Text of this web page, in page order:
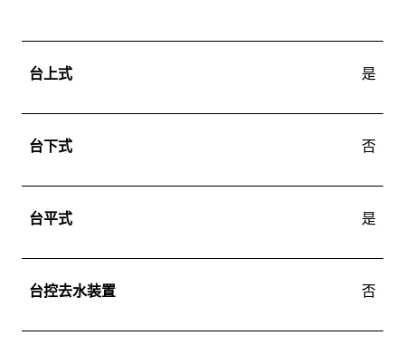
台上式 是
台下式 否
台平式 是
台控去水装置 否